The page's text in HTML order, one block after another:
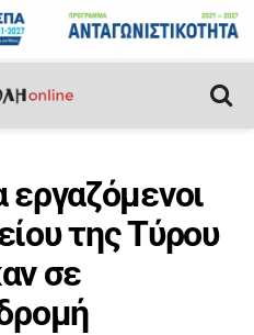
της Τύρου
σε